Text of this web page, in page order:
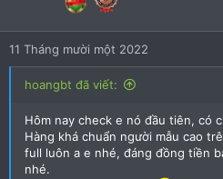
11 Tháng mười một 2022
hoangbt đã viết:
Hôm nay check e nó đầu tiên, có
Hàng khá chuẩn người mẫu cao
full luôn a e nhé, đáng đồng tiền
nhé.